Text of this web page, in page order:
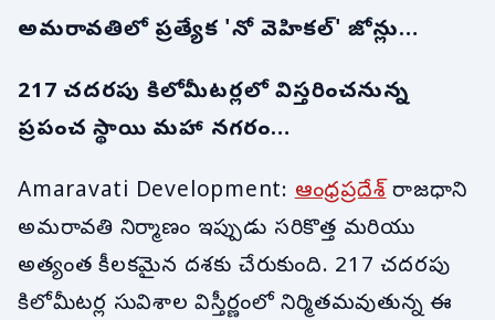
అమరావతిలో ప్రత్యేక 'నో వెహికల్' జోన్లు…
217 చదరపు కిలోమీటర్లలో విస్తరించనున్న
ప్రపంచ స్థాయి మహా నగరం…
Amaravati Development:ఆంధ్రప్రదేశ్రాజధాని
అమరావతి నిర్మాణం ఇప్పుడు సరికొత్త మరియు
అత్యంత కీలకమైన దశకు చేరుకుంది. 217 చదరపు
కిలోమీటర్ల సువిశాల విస్తీర్ణంలో నిర్మితమవుతున్న ఈ